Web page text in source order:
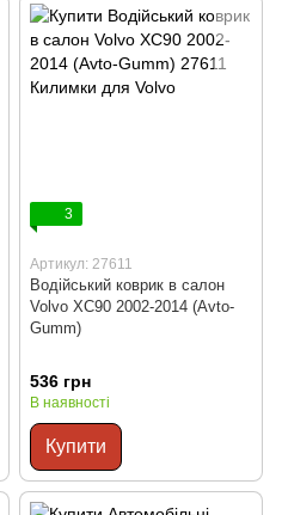
3
Артикул: 27611
Водійський коврик в салон
Volvo XC90 2002-2014 (Avto-
Gumm)
536 грн
В наявності
Купити